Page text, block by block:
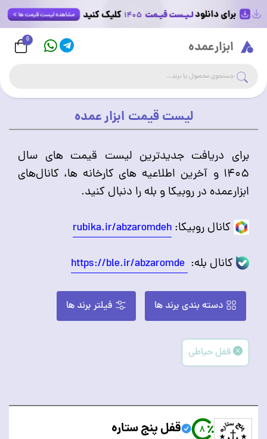
ابزارعمده 0
جستجوی فروشگاه
لیست قیمت ابزار عمده
برای دریافت جدیدترین لیست قیمت های سال
۱۴۰۵ و آخرین اطلاعیه های کارخانه ها، کانال‌های
ابزارعمده در روبیکا و بله را دنبال کنید.
کانال روبیکا: rubika.ir/abzaromdeh
کانال بله:
قفل حیاطی
8 قفل پنج ستاره